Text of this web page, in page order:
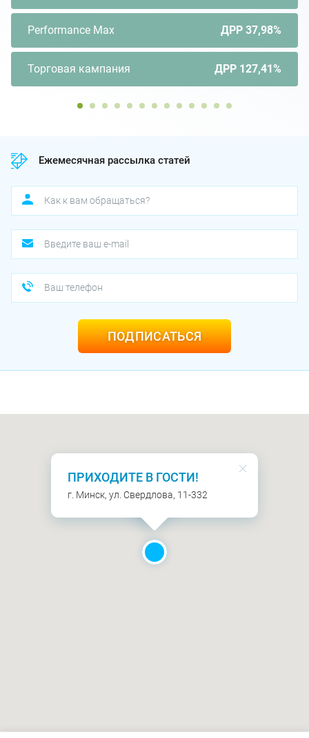
Performance Max ДРР 37,98%
Торговая кампания ДРР 127,41%
Ежемесячная рассылка статей
ПОДПИСАТЬСЯ
ПРИХОДИТЕ В ГОСТИ!
г. Минск, ул. Свердлова, 11-332